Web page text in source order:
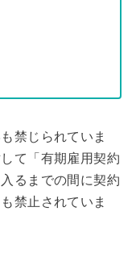
禁じられていま
て「有期雇用契約
るまでの間に契約
禁止されていま